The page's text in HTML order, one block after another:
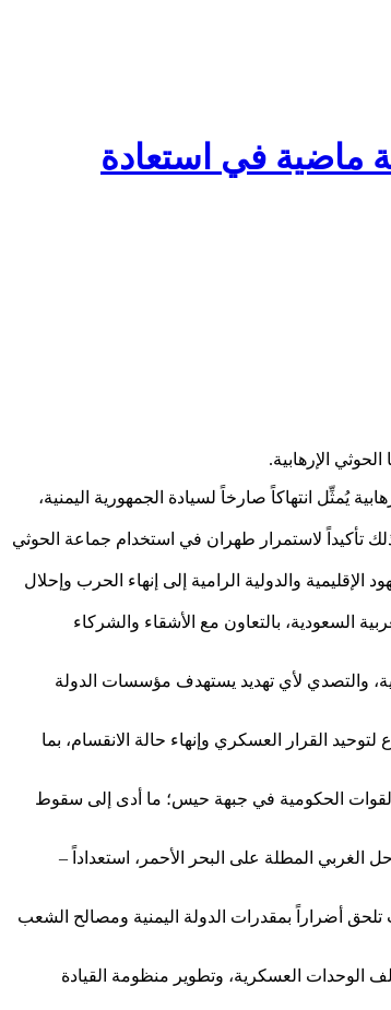
ماضية في استعادة
الإرهابية.
يُمثِّل انتهاكاً صارخاً لسيادة الجمهورية اليمنية،
تأكيداً لاستمرار طهران في استخدام جماعة الحوثي
والدولية الرامية إلى إنهاء الحرب وإحلال
السعودية، بالتعاون مع الأشقاء والشركاء
والتصدي لأي تهديد يستهدف مؤسسات الدولة
القرار العسكري وإنهاء حالة الانقسام، بما
الحكومية في جبهة حيس؛ ما أدى إلى سقوط
المطلة على البحر الأحمر، استعداداً –
تلحق أضراراً بمقدرات الدولة اليمنية ومصالح الشعب
الوحدات العسكرية، وتطوير منظومة القيادة